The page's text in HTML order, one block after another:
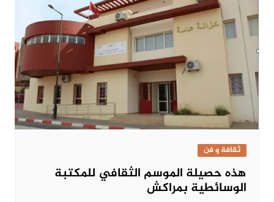
ثقافة و فن
هذه حصيلة الموسم الثقافي للمكتبة
الوسائطية بمراكش